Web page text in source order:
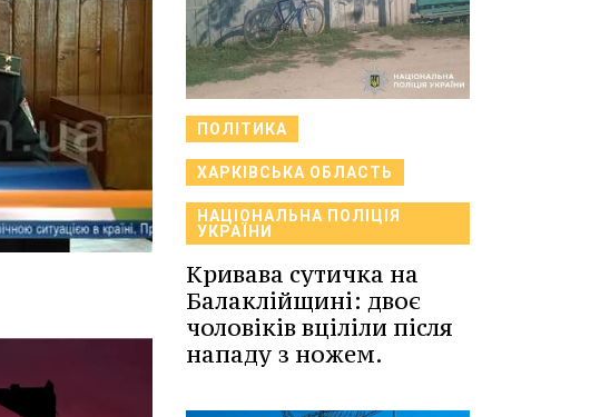
ПОЛІТИКА
ХАРКІВСЬКА ОБЛАСТЬ
НАЦІОНАЛЬНА ПОЛІЦІЯ
УКРАЇНИ
Кривава сутичка на
Балаклійщині: двоє
чоловіків вціліли після
нападу з ножем.